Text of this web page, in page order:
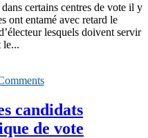
certains centres de vote il y
ont entamé avec retard le
lesquels doivent servir
le...
candidats
de vote